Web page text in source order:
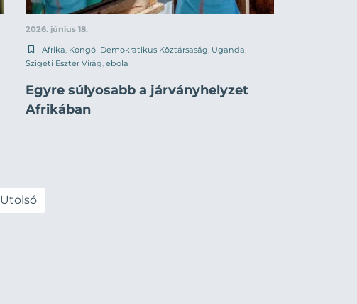
2026. június 18.
Afrika Kongói Demokratikus Köztársaság Uganda
Szigeti Eszter Virág ebola
Egyre súlyosabb a járványhelyzet
Afrikában
Utolsó